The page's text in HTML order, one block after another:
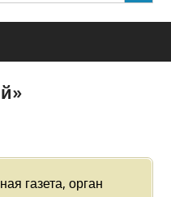
газета, орган